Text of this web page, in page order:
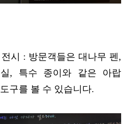
시 : 방문객들은 대나무 펜,
, 특수 종이와 같은 아랍
구를 볼 수 있습니다.